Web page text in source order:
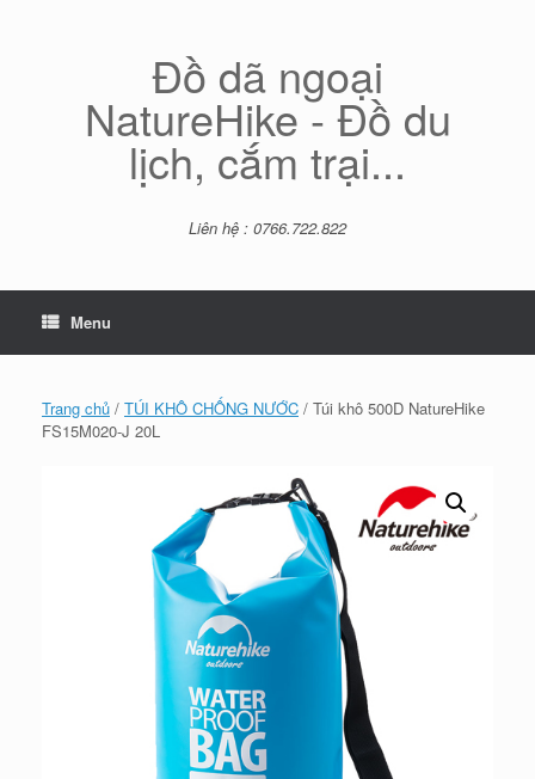
Đồ dã ngoại
NatureHike - Đồ du
lịch, cắm trại...
Liên hệ : 0766.722.822
Menu
Trang chủ / TÚI KHÔ CHỐNG NƯỚC / Túi khô 500D NatureHike
FS15M020-J 20L